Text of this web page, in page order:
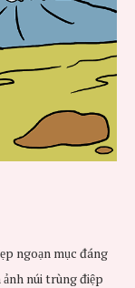
ngoạn mục đáng
núi trùng điệp